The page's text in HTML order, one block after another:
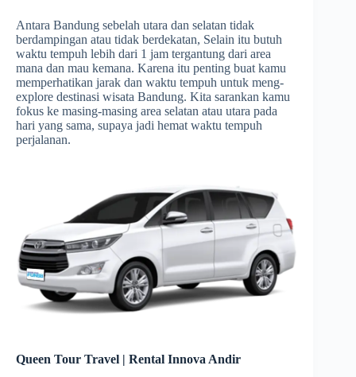
Antara Bandung sebelah utara dan selatan tidak
berdampingan atau tidak berdekatan, Selain itu butuh
waktu tempuh lebih dari 1 jam tergantung dari area
mana dan mau kemana. Karena itu penting buat kamu
memperhatikan jarak dan waktu tempuh untuk meng-
explore destinasi wisata Bandung. Kita sarankan kamu
fokus ke masing-masing area selatan atau utara pada
hari yang sama, supaya jadi hemat waktu tempuh
perjalanan.
Queen Tour Travel | Rental Innova Andir